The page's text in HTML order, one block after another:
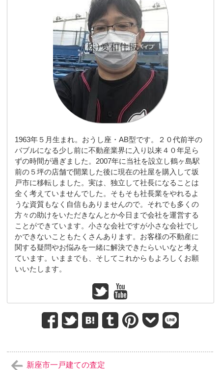
1963年５月生まれ。おうし座・AB型です。２０代前半の
バブルになる少し前に不動産業界に入り以来４０年足ら
ずの時間が過ぎました。2007年に当社を設立し鶴ヶ島駅
前の５坪の店舗で開業した後に現在の社屋を購入して坂
戸市に移転しました。実は、独立して社長になることは
全く考えていませんでした。そもそも社長業をやれるよ
うな資質もなく自信もありませんので。それでも多くの
方々の助けをいただきなんとか今日まで会社を運営する
ことができています。小さな会社ですが小さな会社でし
かできないこともたくさんあります。お客様の不動産に
関する疑問やお悩みを一緒に解決できたらいいなと考え
ています。いままでも、そしてこれからもよろしくお願
いいたします。
新座市一戸建ての査定